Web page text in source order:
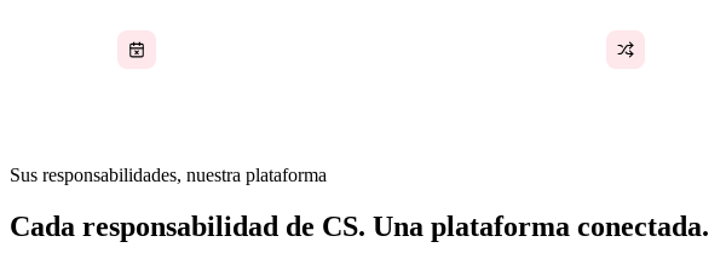
Sus responsabilidades, nuestra plataforma
Cada responsabilidad de CS. Una plataforma conectada.